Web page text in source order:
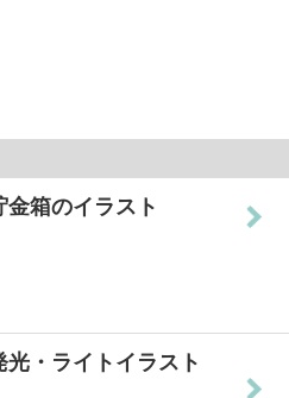
金箱のイラスト
光・ライトイラスト